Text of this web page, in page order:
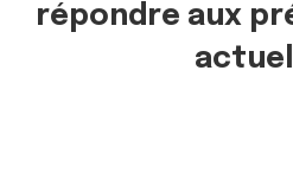
répondre aux